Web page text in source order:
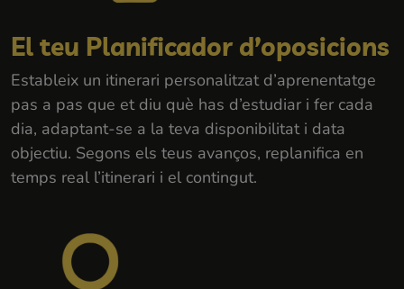
El teu Planificador d’oposicions
Estableix un itinerari personalitzat d’aprenentatge
pas a pas que et diu què has d’estudiar i fer cada
dia, adaptant-se a la teva disponibilitat i data
objectiu. Segons els teus avanços, replanifica en
temps real l’itinerari i el contingut.